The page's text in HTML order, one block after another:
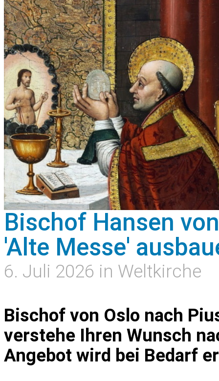
Bischof Hansen
'Alte Messe'
6. Juli 2026 in Weltkirche
Bischof von Oslo nach
verstehe Ihren Wunsch
Angebot wird bei Bedarf